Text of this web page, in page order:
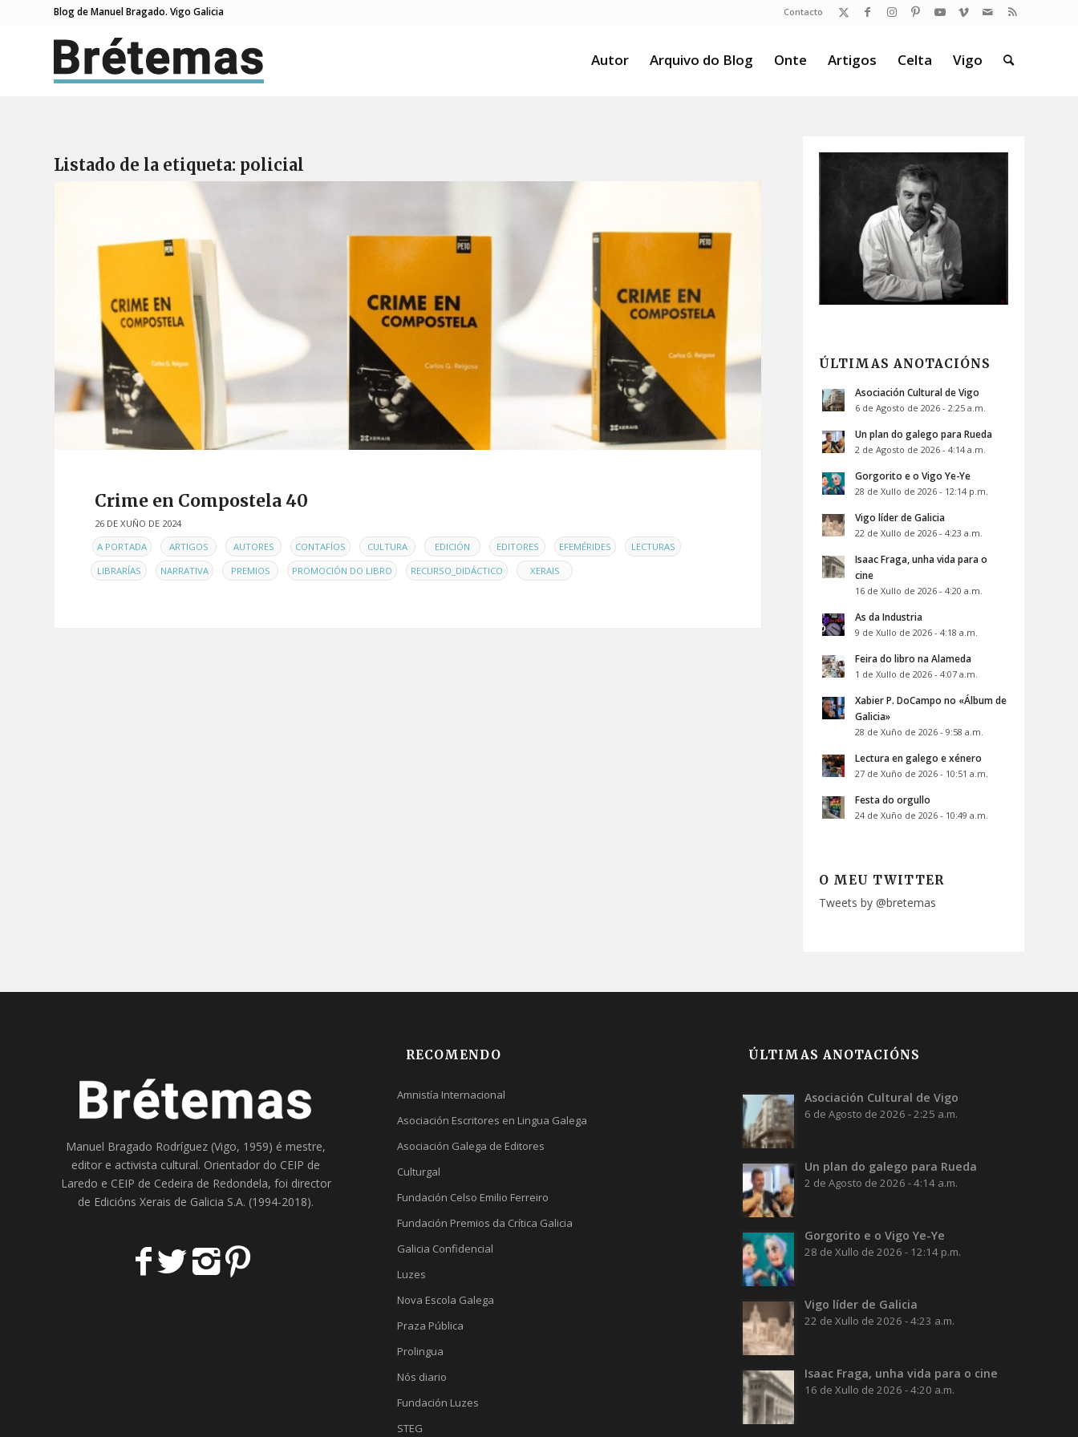
Contacto
Blog de Manuel Bragado. Vigo Galicia
Autor Arquivo do Blog Onte Artigos Celta Vigo
Listado de la etiqueta: policial
Crime en Compostela 40
26 DE XUÑO DE 2024
ENA PORTADA ARTIGOS AUTORES CONTAFÍOS CULTURA EDICIÓN EDITORES EFEMÉRIDES LECTURAS
LIBRARÍAS NARRATIVA PREMIOS PROMOCIÓN DO LIBRO RECURSO_DIDÁCTICO XERAIS
ÚLTIMAS ANOTACIÓNS
Asociación Cultural de Vigo
6 de Agosto de 2026 - 2:25 a.m.
Un plan do galego para Rueda
2 de Agosto de 2026 - 4:14 a.m.
Gorgorito e o Vigo Ye-Ye
28 de Xullo de 2026 - 12:14 p.m.
Vigo líder de Galicia
22 de Xullo de 2026 - 4:23 a.m.
Isaac Fraga, unha vida para o
cine
16 de Xullo de 2026 - 4:20 a.m.
As da Industria
9 de Xullo de 2026 - 4:18 a.m.
Feira do libro na Alameda
1 de Xullo de 2026 - 4:07 a.m.
Xabier P. DoCampo no «Álbum de
Galicia»
28 de Xuño de 2026 - 9:58 a.m.
Lectura en galego e xénero
27 de Xuño de 2026 - 10:51 a.m.
Festa do orgullo
24 de Xuño de 2026 - 10:49 a.m.
O MEU TWITTER
Tweets by @bretemas
Manuel Bragado Rodríguez (Vigo, 1959) é mestre,
editor e activista cultural. Orientador do CEIP de
Laredo e CEIP de Cedeira de Redondela, foi director
de Edicións Xerais de Galicia S.A. (1994-2018).
RECOMENDO
Amnistía Internacional
Asociación Escritores en Lingua Galega
Asociación Galega de Editores
Culturgal
Fundación Celso Emilio Ferreiro
Fundación Premios da Crítica Galicia
Galicia Confidencial
Luzes
Nova Escola Galega
Praza Pública
Prolingua
Nós diario
Fundación Luzes
STEG
ÚLTIMAS ANOTACIÓNS
Asociación Cultural de Vigo
6 de Agosto de 2026 - 2:25 a.m.
Un plan do galego para Rueda
2 de Agosto de 2026 - 4:14 a.m.
Gorgorito e o Vigo Ye-Ye
28 de Xullo de 2026 - 12:14 p.m.
Vigo líder de Galicia
22 de Xullo de 2026 - 4:23 a.m.
Isaac Fraga, unha vida para o cine
16 de Xullo de 2026 - 4:20 a.m.